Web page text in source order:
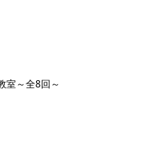
室～全8回～